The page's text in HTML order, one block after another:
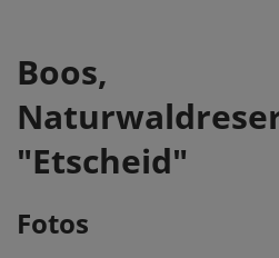
Boos,
"Etscheid"
Fotos